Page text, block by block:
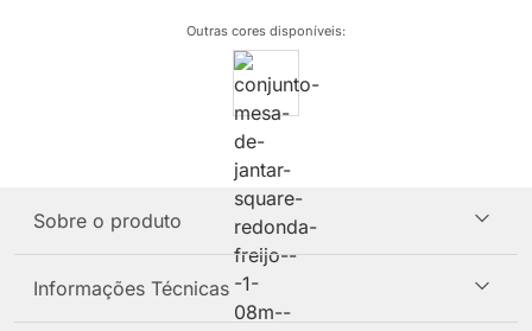
Outras cores disponíveis:
Sobre o produto
Informações Técnicas